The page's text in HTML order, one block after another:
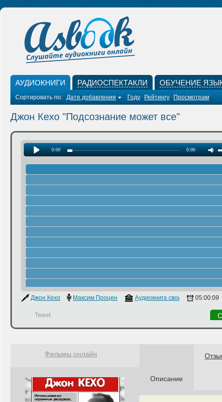
АУДИОКНИГИ РАДИОСПЕКТАКЛИ ОБУЧЕНИЕ
Сортировать по: Дате добавления Году Рейтингу Просмотрам
Джон Кехо "Подсознание может все"
0:00 0:00
Джон Кехо Максим Проценко Аудиокнига своими руками
05:00:09
Tweet
Описание
Фильмы онлайн